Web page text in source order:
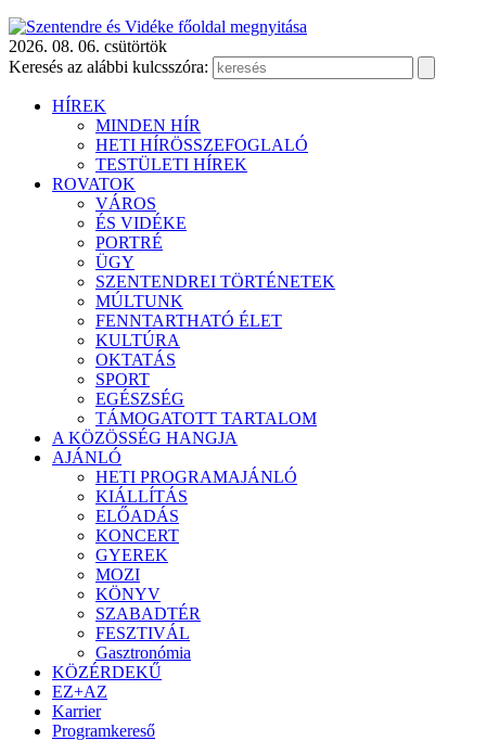
2026. 08. 06. csütörtök
Keresés az alábbi kulcsszóra:
HÍREK
MINDEN HÍR
HETI HÍRÖSSZEFOGLALÓ
TESTÜLETI HÍREK
ROVATOK
VÁROS
ÉS VIDÉKE
PORTRÉ
ÜGY
SZENTENDREI TÖRTÉNETEK
MÚLTUNK
FENNTARTHATÓ ÉLET
KULTÚRA
OKTATÁS
SPORT
EGÉSZSÉG
TÁMOGATOTT TARTALOM
A KÖZÖSSÉG HANGJA
AJÁNLÓ
HETI PROGRAMAJÁNLÓ
KIÁLLÍTÁS
ELŐADÁS
KONCERT
GYEREK
MOZI
KÖNYV
SZABADTÉR
FESZTIVÁL
Gasztronómia
KÖZÉRDEKŰ
EZ+AZ
Karrier
Programkereső